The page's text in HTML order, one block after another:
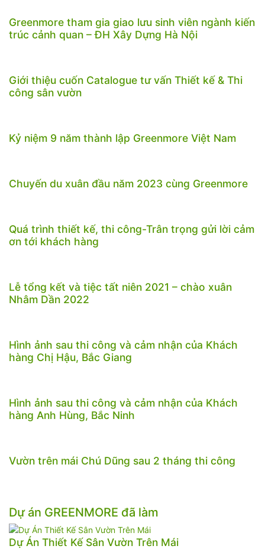
Greenmore tham gia giao lưu sinh viên ngành kiến
trúc cảnh quan – ĐH Xây Dựng Hà Nội
Giới thiệu cuốn Catalogue tư vấn Thiết kế & Thi
công sân vườn
Kỷ niệm 9 năm thành lập Greenmore Việt Nam
Chuyến du xuân đầu năm 2023 cùng Greenmore
Quá trình thiết kế, thi công-Trân trọng gửi lời cảm
ơn tới khách hàng
Lễ tổng kết và tiệc tất niên 2021 – chào xuân
Nhâm Dần 2022
Hình ảnh sau thi công và cảm nhận của Khách
hàng Chị Hậu, Bắc Giang
Hình ảnh sau thi công và cảm nhận của Khách
hàng Anh Hùng, Bắc Ninh
Vườn trên mái Chú Dũng sau 2 tháng thi công
Dự án GREENMORE đã làm
Dự Án Thiết Kế Sân Vườn Trên Mái